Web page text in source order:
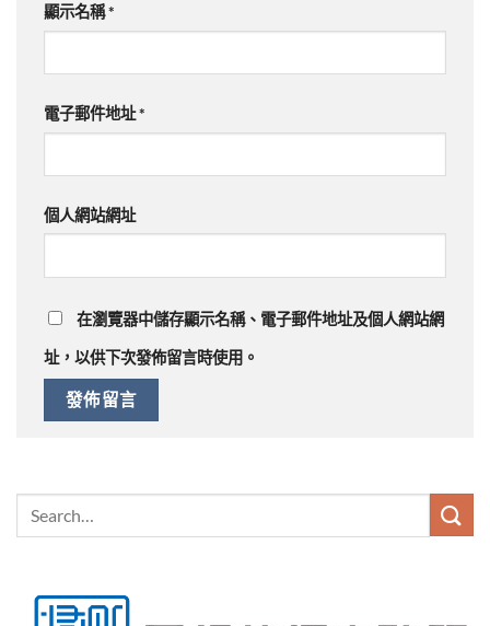
顯示名稱*
電子郵件地址*
個人網站網址
在瀏覽器中儲存顯示名稱、電子郵件地址及個人網站網
址，以供下次發佈留言時使用。